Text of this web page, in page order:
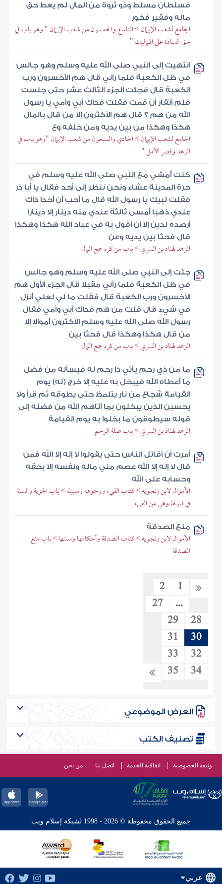
فسلطان مسلط وذو ثروة من المال لم يعط حق
ماله وفقير فخور
الجامع لشعب الإيمان > التاسع والخمسون من شعب الإيمان " وهو باب في
حق السادة على المماليك "
انتهيت إلى النبي صلى الله عليه وسلم وهو جالس
في ظل الكعبة فلما رآني قال هم الأخسرون ورب
الكعبة قال فجئت الجزء الثالث عشر حتى جلست
فلم أتقار أن قمت فقلت فداك أبي وأمي يا رسول
الله من هم ؟ قال هم الأكثرون إلا من قال بالمال
هكذا وهكذا من بين يديه ومن خلفه وع
الجامع لشعب الإيمان > الحادي والسبعون من شعب الإيمان "وهو باب في
الزهد وقصر الأمل "
كنت أمشي مع النبي صلى الله عليه وسلم في
حرة المدينة عشاء ونحن ننظر إلى أحد فقال يا أبا ذر
فقلت لبيك يا رسول الله قال ما أحب أن أحدا ذاك
عندي ذهبا أمسى ثالثة عندي منه دينار إلا دينارا
أرصده لدين إلا أن أقول به في عباد الله هكذا وهكذا
قال فحثا بين يديه وعن
الزهد لهناد بن السري > باب من كره جمع المال
جئت إلى النبي صلى الله عليه وسلم وهو جالس
في ظل الكعبة فلما رآني مقبلا قال الجزء الأول هم
الأخسرون ورب الكعبة قال فقلت ما لي لعلي أنزل
في شيء قال قلت من هم فداك أبي وأمي فقال
رسول الله صلى الله عليه وسلم الأكثرون أموالا إلا
من قال هكذا وهكذا قال فحثا بين
الزهد لهناد بن السري > باب من كره جمع المال
ما من ذي رحم يأتي ذا رحم له فيسأله من فضل
ما أعطاه الله فيبخل به عليه إلا خرج (له) يوم
القيامة شجاع من نار يتلمظ حتى يطوقه ثم قرأ ولا
يحسبن الذين يبخلون بما آتاهم الله من فضله إلى
قوله سيطوقون ما بخلوا به يوم القيامة
الزهد لهناد بن السري > باب صلة الرحم
أمرت أن أقاتل الناس حتى يقولوا لا إله إلا الله فمن
قال لا إله إلا الله عصم مني ماله ونفسه إلا بحقه
وحسابه على الله
الأموال لابن زنجويه > كتاب الفيء ووجوهه وسبيله > باب الجزية والسنة
في قبولها وهي من الفيء
منع الصدقة
الأموال لابن زنجويه > كتاب الصدقة وأحكامها وسننها > باب منع
الصدقة
1
2
...
27
28
29
30
31
32
33
34
35
العرض الموضوعي
تصنيف الكتب
وثيقة الخصوصية اتفاقية الخدمة اتصل بنا من نحن
جميع الحقوق محفوظة © 2026 - 1998 لشبكة إسلام ويب
عربي